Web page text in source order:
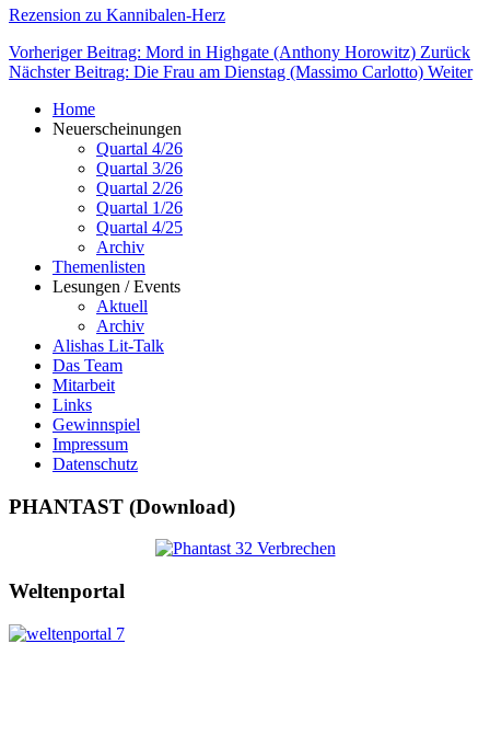
Rezension zu Kannibalen-Herz
Vorheriger Beitrag: Mord in Highgate (Anthony Horowitz) Zurück
Nächster Beitrag: Die Frau am Dienstag (Massimo Carlotto) Weiter
Home
Neuerscheinungen
Quartal 4/26
Quartal 3/26
Quartal 2/26
Quartal 1/26
Quartal 4/25
Archiv
Themenlisten
Lesungen / Events
Aktuell
Archiv
Alishas Lit-Talk
Das Team
Mitarbeit
Links
Gewinnspiel
Impressum
Datenschutz
PHANTAST (Download)
Weltenportal